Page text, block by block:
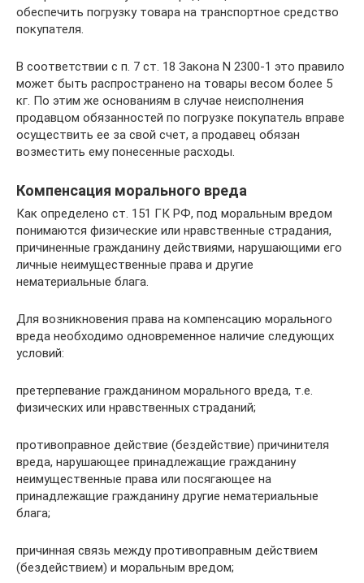
обеспечить погрузку товара на транспортное средство
покупателя.
В соответствии с п. 7 ст. 18 Закона N 2300-1 это правило
может быть распространено на товары весом более 5
кг. По этим же основаниям в случае неисполнения
продавцом обязанностей по погрузке покупатель вправе
осуществить ее за свой счет, а продавец обязан
возместить ему понесенные расходы.
Компенсация морального вреда
Как определено ст. 151 ГК РФ, под моральным вредом
понимаются физические или нравственные страдания,
причиненные гражданину действиями, нарушающими его
личные неимущественные права и другие
нематериальные блага.
Для возникновения права на компенсацию морального
вреда необходимо одновременное наличие следующих
условий:
претерпевание гражданином морального вреда, т.е.
физических или нравственных страданий;
противоправное действие (бездействие) причинителя
вреда, нарушающее принадлежащие гражданину
неимущественные права или посягающее на
принадлежащие гражданину другие нематериальные
блага;
причинная связь между противоправным действием
(бездействием) и моральным вредом;